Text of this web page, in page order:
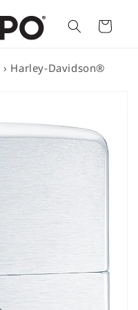
Cart
› Harley-Davidson®